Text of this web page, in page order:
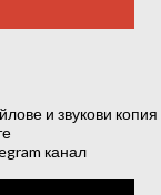
и звукови копия
канал